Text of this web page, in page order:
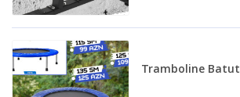
Tramboline Batut